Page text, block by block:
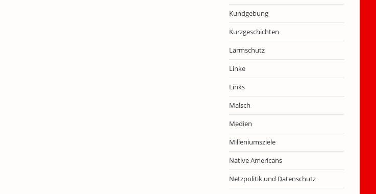
Kundgebung
Kurzgeschichten
Lärmschutz
Linke
Links
Malsch
Medien
Milleniumsziele
Native Americans
Netzpolitik und Datenschutz